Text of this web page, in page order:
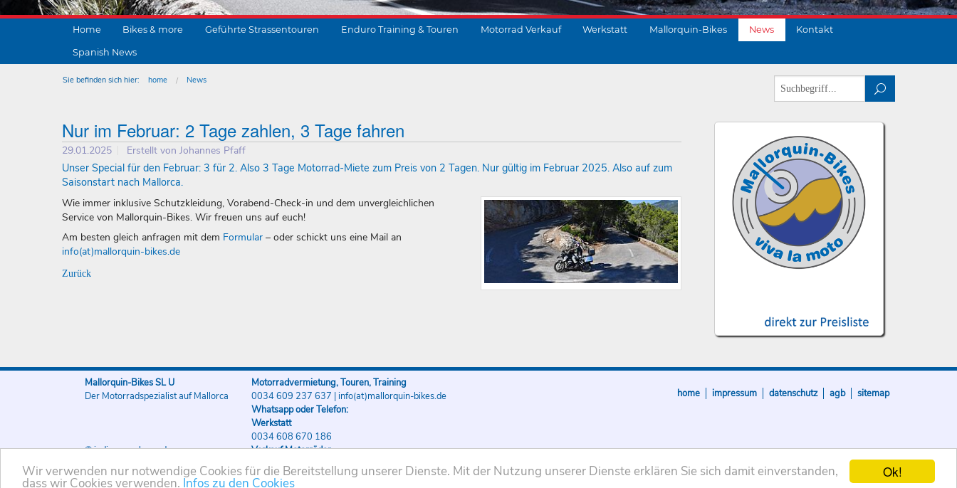
Ok!
Wir verwenden nur notwendige Cookies für die Bereitstellung unserer Dienste. Mit der Nutzung unserer Dienste erklären Sie sich damit einverstanden,
dass wir Cookies verwenden. Infos zu den Cookies
Home Bikes & more Geführte Strassentouren Enduro Training & Touren Motorrad Verkauf Werkstatt Mallorquin-Bikes News Kontakt
Spanish News
Sie befinden sich hier: home
News
Nur im Februar: 2 Tage zahlen, 3 Tage fahren
29.01.2025 Erstellt von Johannes Pfaff
Unser Special für den Februar: 3 für 2. Also 3 Tage Motorrad-Miete zum Preis von 2 Tagen. Nur gültig im Februar 2025. Also auf zum
Saisonstart nach Mallorca.
Wie immer inklusive Schutzkleidung, Vorabend-Check-in und dem unvergleichlichen
Service von Mallorquin-Bikes. Wir freuen uns auf euch!
Am besten gleich anfragen mit dem Formular – oder schickt uns eine Mail an
info(at)mallorquin-bikes.de
Zurück
Mallorquin-Bikes SL U
Der Motorradspezialist auf Mallorca
© indigo-werbung.de
Motorradvermietung, Touren, Training
0034 609 237 637 |info(at)mallorquin-bikes.de
Whatsapp oder Telefon:
Werkstatt
0034 608 670 186
Verkauf Motorräder
0034 608 670 186
home impressum datenschutz agb sitemap